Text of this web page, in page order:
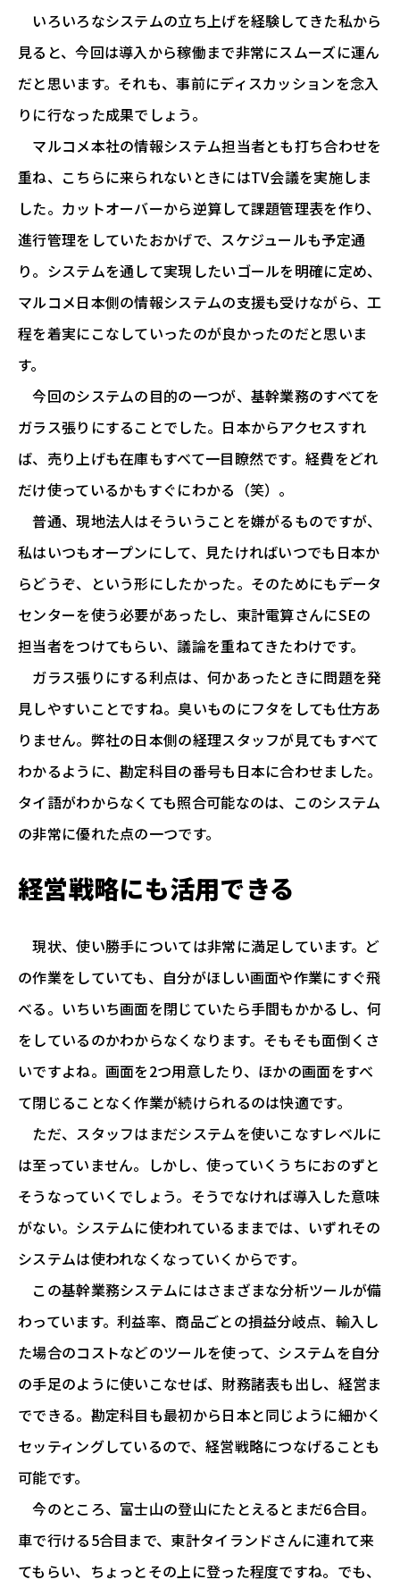
いろいろなシステムの立ち上げを経験してきた私から
見ると、今回は導入から稼働まで非常にスムーズに運ん
だと思います。それも、事前にディスカッションを念入
りに行なった成果でしょう。
マルコメ本社の情報システム担当者とも打ち合わせを
重ね、こちらに来られないときにはTV会議を実施しま
した。カットオーバーから逆算して課題管理表を作り、
進行管理をしていたおかげで、スケジュールも予定通
り。システムを通して実現したいゴールを明確に定め、
マルコメ日本側の情報システムの支援も受けながら、工
程を着実にこなしていったのが良かったのだと思いま
す。
今回のシステムの目的の一つが、基幹業務のすべてを
ガラス張りにすることでした。日本からアクセスすれ
ば、売り上げも在庫もすべて一目瞭然です。経費をどれ
だけ使っているかもすぐにわかる（笑）。
普通、現地法人はそういうことを嫌がるものですが、
私はいつもオープンにして、見たければいつでも日本か
らどうぞ、という形にしたかった。そのためにもデータ
センターを使う必要があったし、東計電算さんにSEの
担当者をつけてもらい、議論を重ねてきたわけです。
ガラス張りにする利点は、何かあったときに問題を発
見しやすいことですね。臭いものにフタをしても仕方あ
りません。弊社の日本側の経理スタッフが見てもすべて
わかるように、勘定科目の番号も日本に合わせました。
タイ語がわからなくても照合可能なのは、このシステム
の非常に優れた点の一つです。
経営戦略にも活用できる
現状、使い勝手については非常に満足しています。ど
の作業をしていても、自分がほしい画面や作業にすぐ飛
べる。いちいち画面を閉じていたら手間もかかるし、何
をしているのかわからなくなります。そもそも面倒くさ
いですよね。画面を2つ用意したり、ほかの画面をすべ
て閉じることなく作業が続けられるのは快適です。
ただ、スタッフはまだシステムを使いこなすレベルに
は至っていません。しかし、使っていくうちにおのずと
そうなっていくでしょう。そうでなければ導入した意味
がない。システムに使われているままでは、いずれその
システムは使われなくなっていくからです。
この基幹業務システムにはさまざまな分析ツールが備
わっています。利益率、商品ごとの損益分岐点、輸入し
た場合のコストなどのツールを使って、システムを自分
の手足のように使いこなせば、財務諸表も出し、経営ま
でできる。勘定科目も最初から日本と同じように細かく
セッティングしているので、経営戦略につなげることも
可能です。
今のところ、富士山の登山にたとえるとまだ6合目。
車で行ける5合目まで、東計タイランドさんに連れて来
てもらい、ちょっとその上に登った程度ですね。でも、